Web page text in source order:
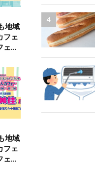
地域
フェ
ェ
地域
フェ
ェ